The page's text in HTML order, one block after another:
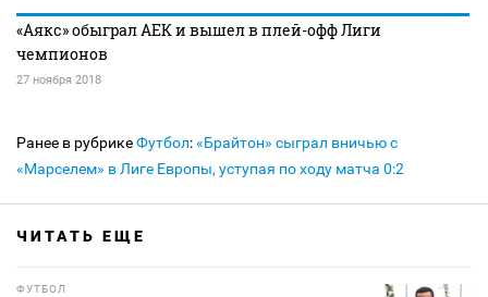
«Аякс» обыграл АЕК и вышел в плей-офф Лиги
чемпионов
27 ноября 2018
Ранее в рубрикеФутбол:«Брайтон» сыграл вничью с
«Марселем» в Лиге Европы, уступая по ходу матча 0:2
ЧИТАТЬ ЕЩЕ
ФУТБОЛ